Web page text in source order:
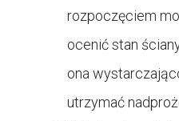
rozpoczęciem
ocenić stan
ona
utrzymać